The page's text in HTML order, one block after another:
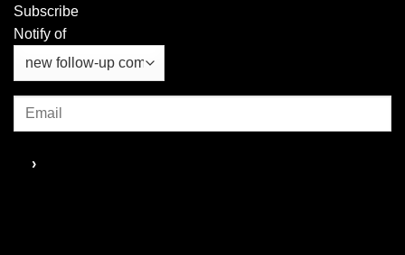
ตลอด 3 วันเต็ม! ทำไมคุณถึงห้าม
พลาดงานนี้? งานนี้เป็นการรวม
ตัวครั้งยิ่งใหญ่ของเชฟฝีมือเยี่ยม
จากโรงแรมในเครือแมริออทก
ว่า...
Subscribe
Notify of